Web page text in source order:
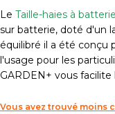
Le Taille-haies à batterie
sur batterie, doté d'un
équilibré il a été conçu
l'usage pour les
GARDEN+ vous facilite
Vous avez trouvé moins